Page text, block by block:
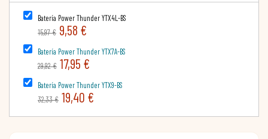
Batería Power Thunder YTX4L-BS
15,97 € 9,58 €
Batería Power Thunder YTX7A-BS
29,92 € 17,95 €
Batería Power Thunder YTX9-BS
32,33 € 19,40 €